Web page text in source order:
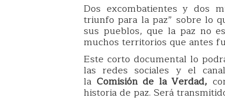
Dos excombatientes y dos
triunfo para la paz” sobre lo
sus pueblos, que la paz no
muchos territorios que antes
Este corto documental lo
las redes sociales y el
la Comisión de la Verdad,
historia de paz. Será